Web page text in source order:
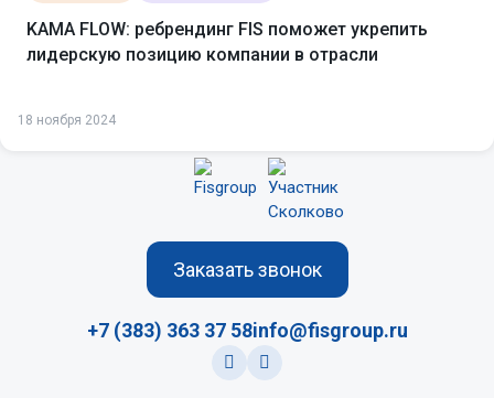
KAMA FLOW: ребрендинг FIS поможет укрепить
лидерскую позицию компании в отрасли
18 ноября 2024
Заказать звонок
info@fisgroup.ru
+7 (383) 363 37 58